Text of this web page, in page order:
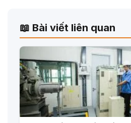
📖 Bài viết liên quan